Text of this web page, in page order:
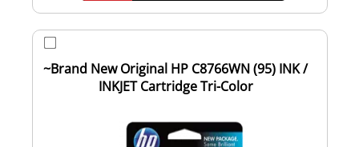
~Brand New Original HP C8766WN (95) INK /
INKJET Cartridge Tri-Color